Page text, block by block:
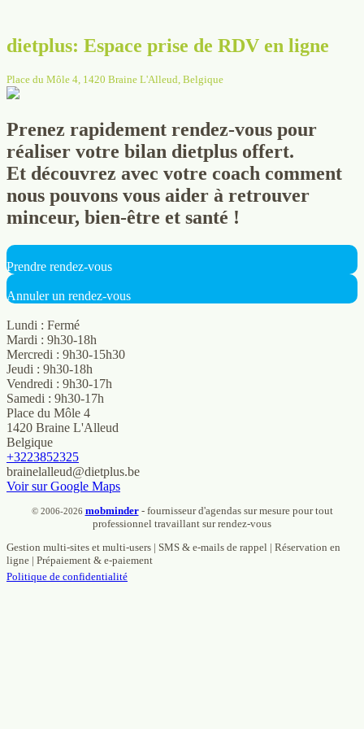
dietplus: Espace prise de RDV en ligne
Place du Môle 4, 1420 Braine L'Alleud, Belgique
Prenez rapidement rendez-vous pour
réaliser votre bilan dietplus offert.
Et découvrez avec votre coach comment
nous pouvons vous aider à retrouver
minceur, bien-être et santé !
Prendre rendez-vous
Annuler un rendez-vous
Lundi : Fermé
Mardi : 9h30-18h
Mercredi : 9h30-15h30
Jeudi : 9h30-18h
Vendredi : 9h30-17h
Samedi : 9h30-17h
Place du Môle 4
1420 Braine L'Alleud
Belgique
+3223852325
brainelalleud@dietplus.be
Voir sur Google Maps
© 2006-2026 mobminder- fournisseur d'agendas sur mesure pour tout
professionnel travaillant sur rendez-vous
Gestion multi-sites et multi-users | SMS & e-mails de rappel | Réservation en
ligne | Prépaiement & e-paiement
Politique de confidentialité